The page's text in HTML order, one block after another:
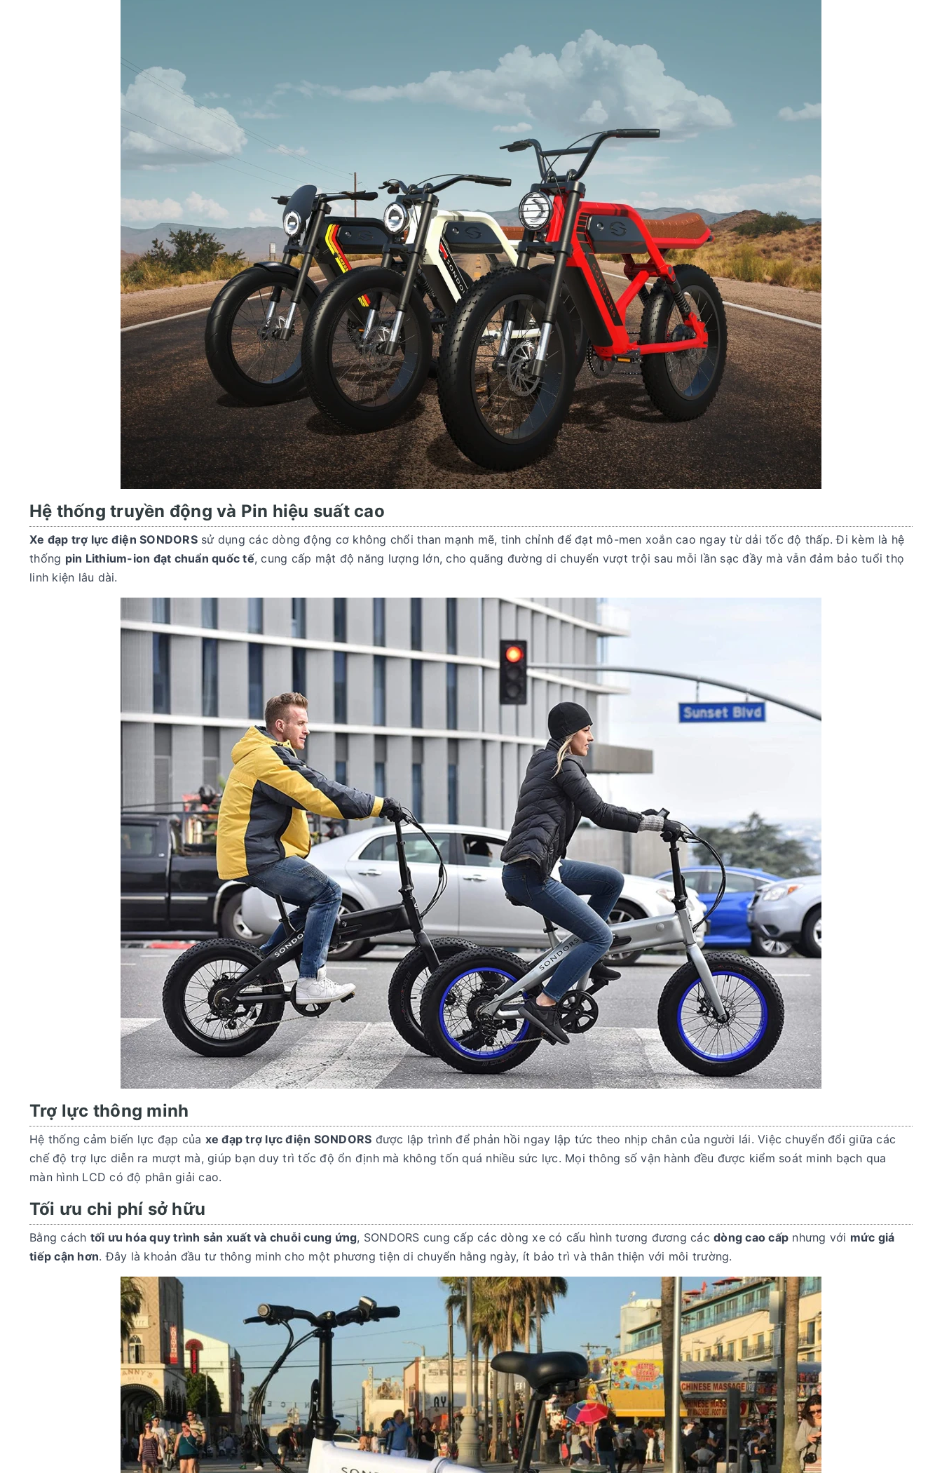
Hệ thống truyền động và Pin hiệu suất cao
Xe đạp trợ lực điện SONDORSsử dụng các dòng động cơ không chổi than mạnh mẽ, tinh chỉnh để đạt mô-men xoắn cao ngay từ dải tốc độ thấp. Đi kèm là hệ
thống pin Lithium-ion đạt chuẩn quốc tế, cung cấp mật độ năng lượng lớn, cho quãng đường di chuyển vượt trội sau mỗi lần sạc đầy mà vẫn đảm bảo tuổi thọ
linh kiện lâu dài.
Trợ lực thông minh
Hệ thống cảm biến lực đạp của xe đạp trợ lực điện SONDORS được lập trình để phản hồi ngay lập tức theo nhịp chân của người lái. Việc chuyển đổi giữa các
chế độ trợ lực diễn ra mượt mà, giúp bạn duy trì tốc độ ổn định mà không tốn quá nhiều sức lực. Mọi thông số vận hành đều được kiểm soát minh bạch qua
màn hình LCD có độ phân giải cao.
Tối ưu chi phí sở hữu
Bằng cách tối ưu hóa quy trình sản xuất và chuỗi cung ứng, SONDORS cung cấp các dòng xe có cấu hình tương đương các dòng cao cấp nhưng với mức giá
tiếp cận hơn. Đây là khoản đầu tư thông minh cho một phương tiện di chuyển hằng ngày, ít bảo trì và thân thiện với môi trường.